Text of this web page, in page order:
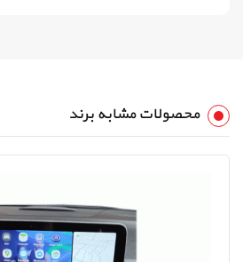
محصولات مشابه برند